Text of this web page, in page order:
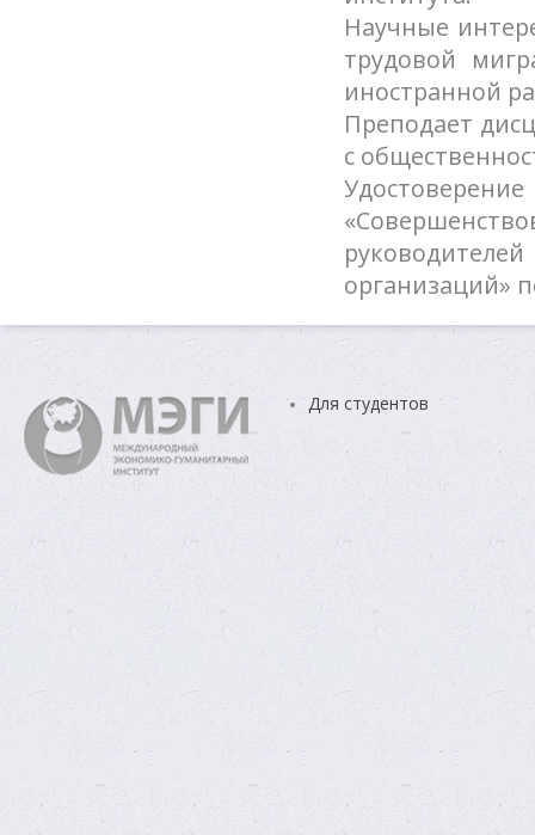
Научные
трудовой
иностранной
Преподает
с
организаций»
Для студентов